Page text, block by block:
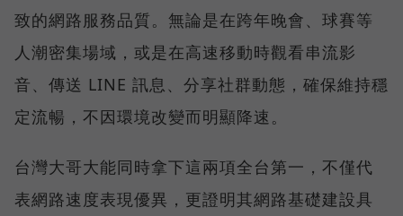
致的網路服務品質。無論是在跨年晚會、球賽等
人潮密集場域，或是在高速移動時觀看串流影
音、傳送 LINE 訊息、分享社群動態，確保維持穩
定流暢，不因環境改變而明顯降速。
台灣大哥大能同時拿下這兩項全台第一，不僅代
表網路速度表現優異，更證明其網路基礎建設具